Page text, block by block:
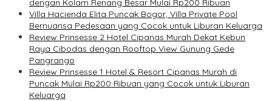
Villa Hacienda Elita Puncak Bogor, Villa Private Pool
Bernuansa Pedesaan yang Cocok untuk Liburan Keluarga
Review Prinsesse 2 Hotel Cipanas Murah Dekat Kebun
Raya Cibodas dengan Rooftop View Gunung Gede
Pangrango
Review Prinsesse 1 Hotel & Resort Cipanas Murah di
Puncak Mulai Rp200 Ribuan yang Cocok untuk Liburan
Keluarga